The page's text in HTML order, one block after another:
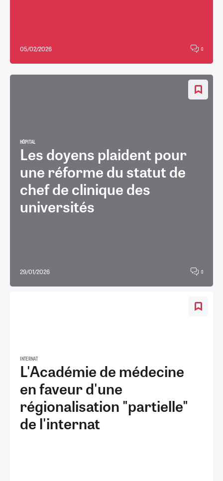
05/02/2026 0
HÔPITAL
Les doyens plaident pour
une réforme du statut de
chef de clinique des
universités
29/01/2026 0
INTERNAT
L'Académie de médecine
en faveur d'une
régionalisation "partielle"
de l'internat